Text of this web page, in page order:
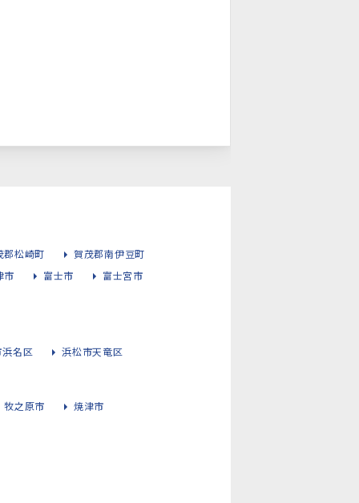
郡松崎町
賀茂郡南伊豆町
市
富士市 富士宮市
名区 浜松市天竜区
牧之原市 焼津市